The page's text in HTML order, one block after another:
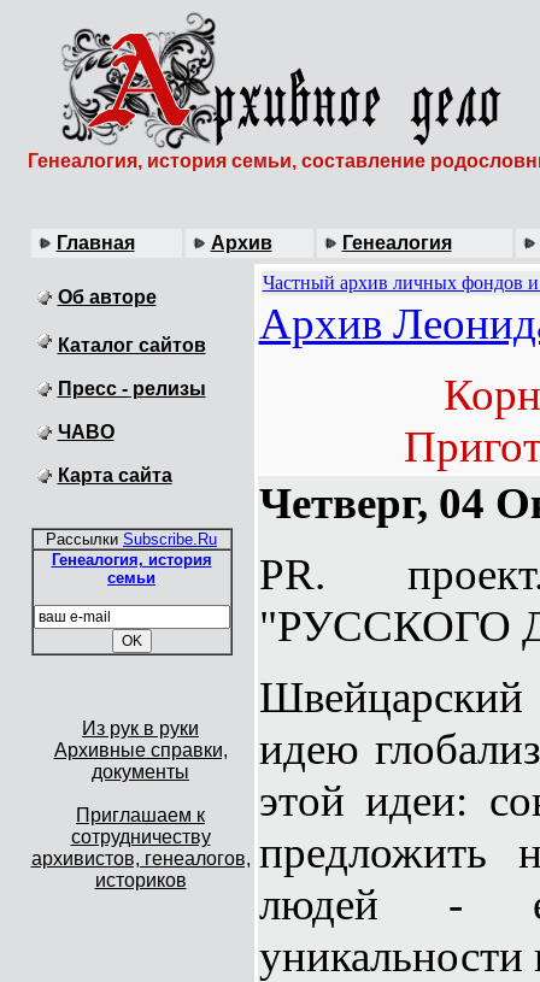
Генеалогия, история семьи, составление
Главная Архив Генеалогия
Об авторе
Каталог сайтов
Пресс - релизы
ЧАВО
Карта сайта
Рассылки Subscribe.Ru
Генеалогия, история
семьи
Из рук в руки
Архивные справки,
документы
Приглашаем к
сотрудничеству
архивистов, генеалогов,
историков
Частный архив личных фондов
Архив
Четверг, 04
PR.
"РУССКОГО
идею
этой идеи:
предложить
людей -
уникальности